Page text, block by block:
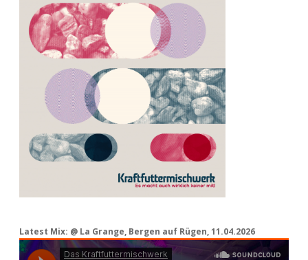
Latest Mix: @ La Grange, Bergen auf Rügen, 11.04.2026